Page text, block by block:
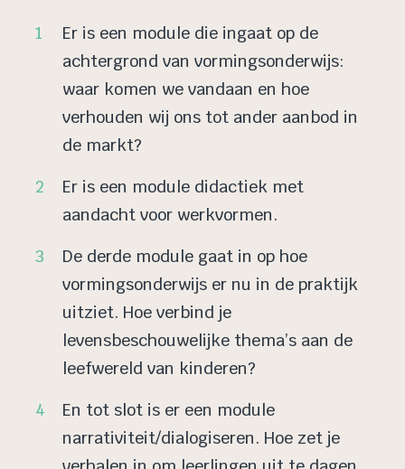
Er is een module die ingaat op de
achtergrond van vormingsonderwijs:
waar komen we vandaan en hoe
verhouden wij ons tot ander aanbod in
de markt?
Er is een module didactiek met
aandacht voor werkvormen.
De derde module gaat in op hoe
vormingsonderwijs er nu in de praktijk
uitziet. Hoe verbind je
levensbeschouwelijke thema’s aan de
leefwereld van kinderen?
En tot slot is er een module
narrativiteit/dialogiseren. Hoe zet je